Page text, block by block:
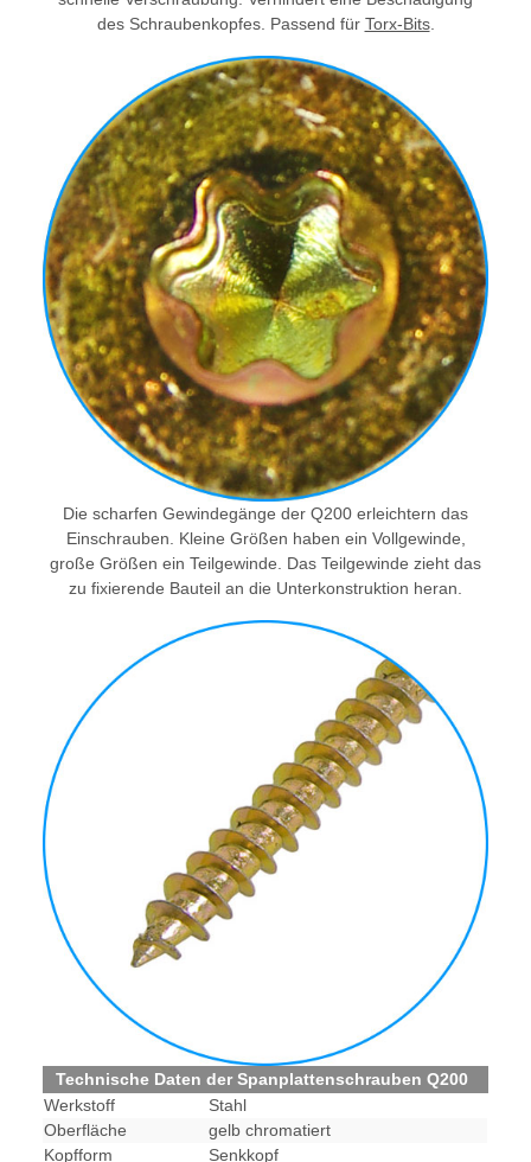
des Schraubenkopfes. Passend für Torx-Bits.
Die scharfen Gewindegänge der Q200 erleichtern das
Einschrauben. Kleine Größen haben ein Vollgewinde,
große Größen ein Teilgewinde. Das Teilgewinde zieht das
zu fixierende Bauteil an die Unterkonstruktion heran.
Technische Daten der Spanplattenschrauben Q200
Werkstoff
Stahl
Oberfläche
gelb chromatiert
Kopfform
Senkkopf